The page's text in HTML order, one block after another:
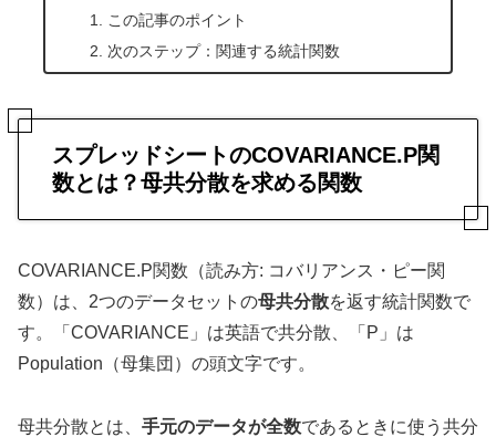
この記事のポイント
次のステップ：関連する統計関数
スプレッドシートのCOVARIANCE.P関
数とは？母共分散を求める関数
COVARIANCE.P関数（読み方: コバリアンス・ピー関
数）は、2つのデータセットの母共分散を返す統計関数で
す。「COVARIANCE」は英語で共分散、「P」は
Population（母集団）の頭文字です。
母共分散とは、 手元のデータが全数であるときに使う共分